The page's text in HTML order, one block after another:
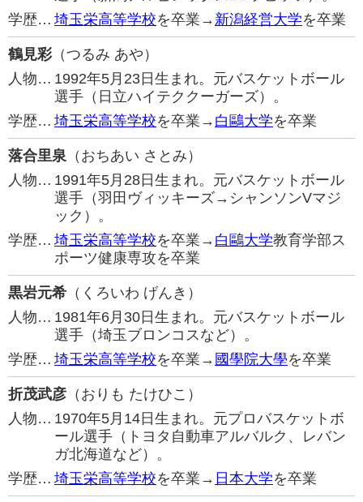
学歴… 埼玉栄高等学校を卒業→ 新潟経営大学を卒業
鶴見彩（つるみ あや）
人物… 1992年5月23日生まれ。元バスケットボール
選手（日立ハイテククーガーズ）。
学歴… 埼玉栄高等学校を卒業→ 白鷗大学を卒業
落合里泉 （おちあい さとみ）
人物… 1991年5月28日生まれ。元バスケットボール
選手（羽田ヴィッキーズ→シャンソンVマジ
ック）。
学歴… 埼玉栄高等学校を卒業→ 白鷗大学教育学部ス
ポーツ健康専攻を卒業
黒岩元希 （くろいわ げんき）
人物… 1981年6月30日生まれ。元バスケットボール
選手（埼玉ブロンコスなど）。
学歴… 埼玉栄高等学校を卒業→ 國學院大學を卒業
折茂武彦 （おりも たけひこ）
人物… 1970年5月14日生まれ。元プロバスケットボ
ール選手（トヨタ自動車アルバルク、レバン
ガ北海道など）。
学歴… 埼玉栄高等学校を卒業→ 日本大学を卒業